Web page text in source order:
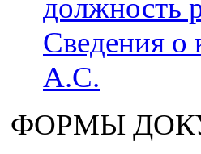
должность
Сведения о
А.С.
ФОРМЫ